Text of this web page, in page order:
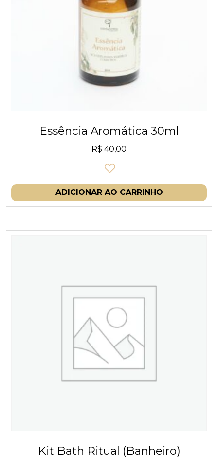
Essência Aromática 30ml
R$ 40,00
ADICIONAR AO CARRINHO
Kit Bath Ritual (Banheiro)